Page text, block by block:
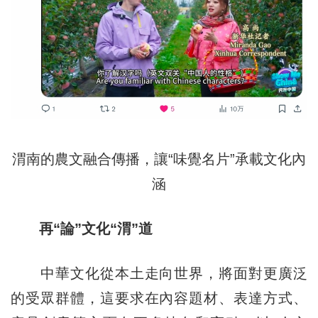
渭南的農文融合傳播，讓“味覺名片”承載文化內
涵
再“論”文化“渭”道
中華文化從本土走向世界，將面對更廣泛
的受眾群體，這要求在內容題材、表達方式、